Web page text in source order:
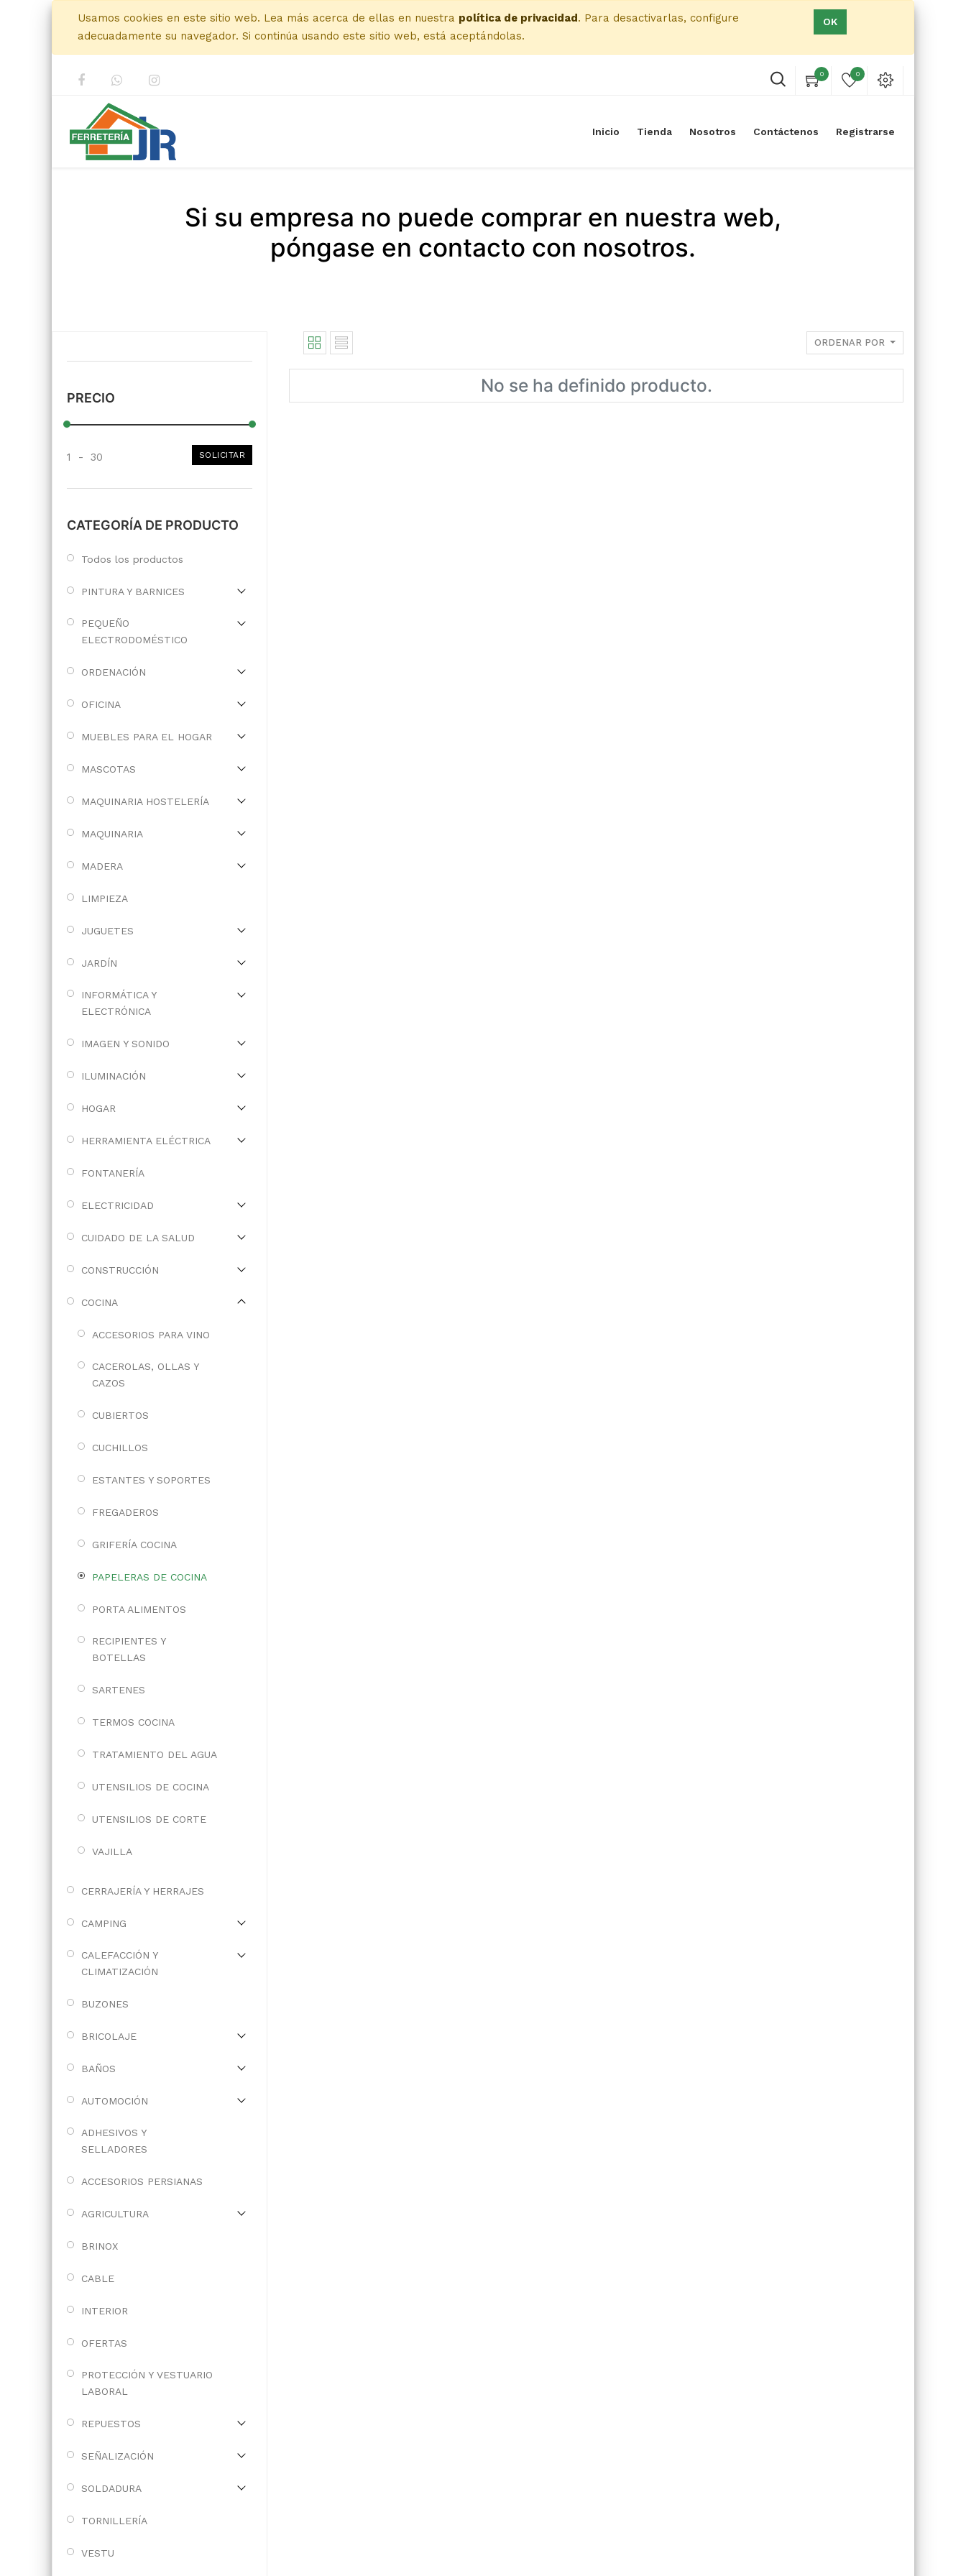
Usamos cookies en este sitio web. Lea más acerca de ellas en nuestra política de privacidad. Para desactivarlas, configure
adecuadamente su navegador. Si continúa usando este sitio web, está aceptándolas.
OK
0 0
Inicio Tienda Nosotros Contáctenos Registrarse
Si su empresa no puede comprar en nuestra web,
póngase en contacto con nosotros.
PRECIO
1 - 30 SOLICITAR
CATEGORÍA DE PRODUCTO
Todos los productos
PINTURA Y BARNICES
PEQUEÑO
ELECTRODOMÉSTICO
ORDENACIÓN
OFICINA
MUEBLES PARA EL HOGAR
MASCOTAS
MAQUINARIA HOSTELERÍA
MAQUINARIA
MADERA
LIMPIEZA
JUGUETES
JARDÍN
INFORMÁTICA Y
ELECTRÓNICA
IMAGEN Y SONIDO
ILUMINACIÓN
HOGAR
HERRAMIENTA ELÉCTRICA
FONTANERÍA
ELECTRICIDAD
CUIDADO DE LA SALUD
CONSTRUCCIÓN
COCINA
ACCESORIOS PARA VINO
CACEROLAS, OLLAS Y
CAZOS
CUBIERTOS
CUCHILLOS
ESTANTES Y SOPORTES
FREGADEROS
GRIFERÍA COCINA
PAPELERAS DE COCINA
PORTA ALIMENTOS
RECIPIENTES Y
BOTELLAS
SARTENES
TERMOS COCINA
TRATAMIENTO DEL AGUA
UTENSILIOS DE COCINA
UTENSILIOS DE CORTE
VAJILLA
CERRAJERÍA Y HERRAJES
CAMPING
CALEFACCIÓN Y
CLIMATIZACIÓN
BUZONES
BRICOLAJE
BAÑOS
AUTOMOCIÓN
ADHESIVOS Y
SELLADORES
ACCESORIOS PERSIANAS
AGRICULTURA
BRINOX
CABLE
INTERIOR
OFERTAS
PROTECCIÓN Y VESTUARIO
LABORAL
REPUESTOS
SEÑALIZACIÓN
SOLDADURA
TORNILLERÍA
VESTU
ORDENAR POR
No se ha definido producto.